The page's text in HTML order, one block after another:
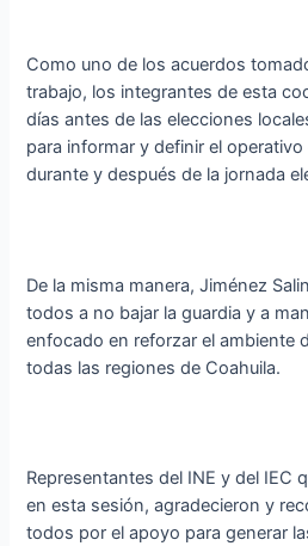
Como uno de los acuerdos
trabajo, los integrantes de esta
días antes de las elecciones
para informar y definir el
durante y después de la jornada
De la misma manera, Jiménez
todos a no bajar la guardia y a
enfocado en reforzar el ambiente
todas las regiones de Coahuila.
Representantes del INE y del IEC
en esta sesión, agradecieron y
todos por el apoyo para generar